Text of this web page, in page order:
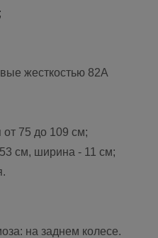
жесткостью 82А
75 до 109 см;
см, ширина - 11 см;
на заднем колесе.